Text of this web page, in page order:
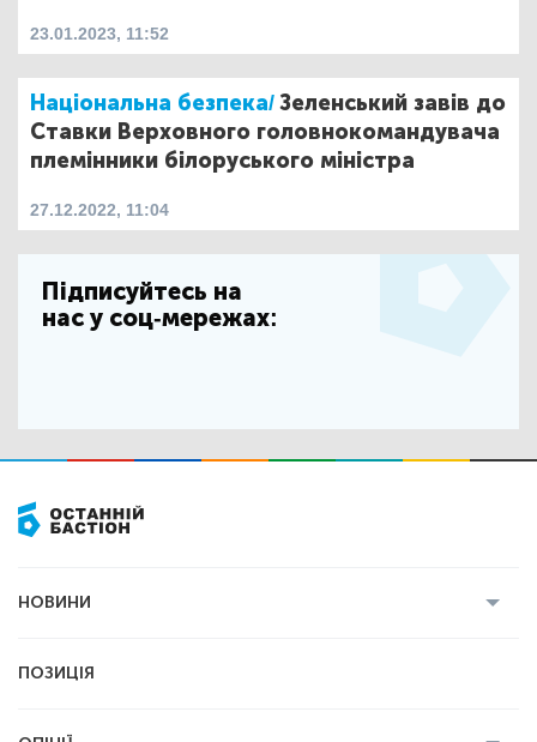
23.01.2023, 11:52
Національна безпека/Зеленський завів до
Ставки Верховного головнокомандувача
племінники білоруського міністра
27.12.2022, 11:04
Підписуйтесь на
нас у соц-мережах:
НОВИНИ
ПОЗИЦІЯ